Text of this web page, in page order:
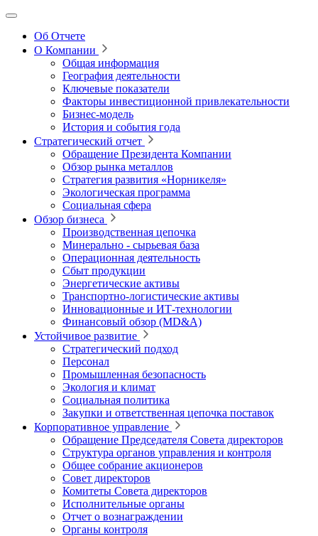
Об Отчете
О Компании
Общая информация
География деятельности
Ключевые показатели
Факторы инвестиционной привлекательности
Бизнес-модель
История и события года
Стратегический отчет
Обращение Президента Компании
Обзор рынка металлов
Стратегия развития «Норникеля»
Экологическая программа
Социальная сфера
Обзор бизнеса
Производственная цепочка
Минерально ‑ сырьевая база
Операционная деятельность
Сбыт продукции
Энергетические активы
Транспортно-логистические активы
Инновационные и ИТ‑технологии
Финансовый обзор (MD&A)
Устойчивое развитие
Стратегический подход
Персонал
Промышленная безопасность
Экология и климат
Социальная политика
Закупки и ответственная цепочка поставок
Корпоративное управление
Обращение Председателя Совета директоров
Структура органов управления и контроля
Общее собрание акционеров
Совет директоров
Комитеты Совета директоров
Исполнительные органы
Отчет о вознаграждении
Органы контроля